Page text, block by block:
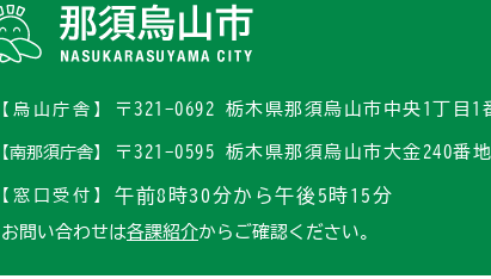
【烏山庁舎】 〒321-0692 栃木県那須烏山市中央1丁目1
【南那須庁舎】 〒321-0595 栃木県那須烏山市大金240番地
【窓口受付】 午前8時30分から午後5時15分
お問い合わせは各課紹介からご確認ください。